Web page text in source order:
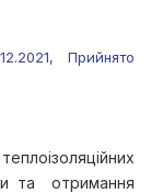
Прийнято
та отримання